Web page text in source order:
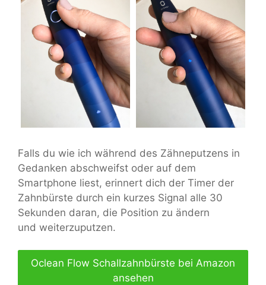
Falls du wie ich während des Zähneputzens in
Gedanken abschweifst oder auf dem
Smartphone liest, erinnert dich der Timer der
Zahnbürste durch ein kurzes Signal alle 30
Sekunden daran, die Position zu ändern
und weiterzuputzen.
Oclean Flow Schallzahnbürste bei Amazon
ansehen